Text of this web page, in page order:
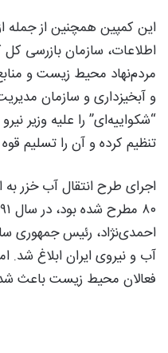
این کمپین همچنین از جمله
اطلاعات، سازمان بازرسی
مردم‌نهاد محیط زیست و
و آبخیزداری و سازمان
“شکواییه‌ای” را علیه وزیر
تنظیم کرده و آن را تسلیم قوه
اجرای طرح انتقال آب خزر
احمدی‌نژاد، رئیس جمهوری
آب و نیروی ایران ابلاغ شد.
فعالان محیط زیست باعث